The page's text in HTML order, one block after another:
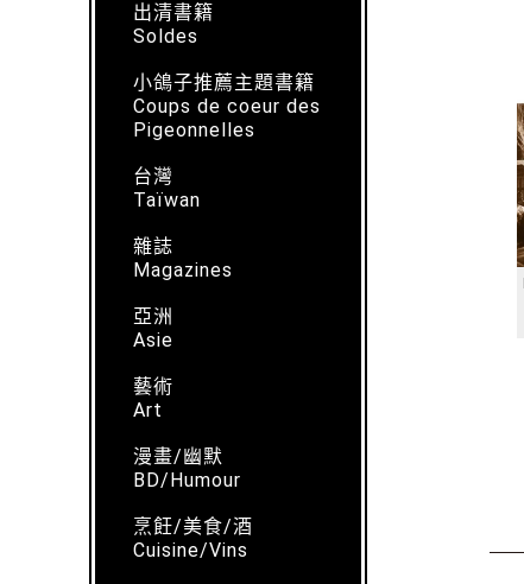
出清書籍
Soldes
小鴿子推薦主題書籍
Coups de coeur des
Pigeonnelles
台灣
Taïwan
雜誌
Magazines
亞洲
Asie
藝術
Art
漫畫/幽默
BD/Humour
烹飪/美食/酒
Cuisine/Vins